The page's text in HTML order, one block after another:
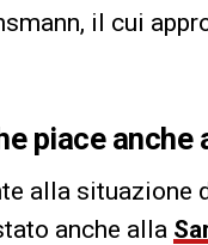
il cui
piace anche
alla situazione
anche alla